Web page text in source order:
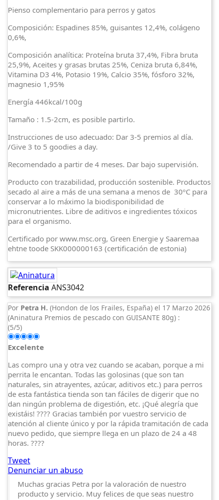
Pienso complementario para perros y gatos
Composición: Espadines 85%, guisantes 12,4%, colágeno
0,6%,
Composición analítica: Proteína bruta 37,4%, Fibra bruta
25,9%, Aceites y grasas brutas 25%, Ceniza bruta 6,84%,
Vitamina D3 4%, Potasio 19%, Calcio 35%, fósforo 32%,
magnesio 1,95%
Energía 446kcal/100g
Tamaño : 1.5-2cm, es posible partirlo.
Instrucciones de uso adecuado: Dar 3-5 premios al día.
/Give 3 to 5 goodies a day.
Recomendado a partir de 4 meses. Dar bajo supervisión.
Producto con trazabilidad, producción sostenible. Productos
secado al aire a más de una semana a menos de 30ºC para
conservar a lo máximo la biodisponibilidad de
micronutrientes. Libre de aditivos e ingredientes tóxicos
para el organismo.
Certificado por www.msc.org, Green Energie y Saaremaa
ehtne toode SKK000000163 (certificación de estonia)
Referencia ANS3042
Por Petra H. (Hondon de los Frailes, España) el 17 Marzo 2026
(Aninatura Premios de pescado con GUISANTE 80g) :
(5/5)
Excelente
Las compro una y otra vez cuando se acaban, porque a mi
perrita le encantan. Todas las golosinas (que son tan
naturales, sin atrayentes, azúcar, aditivos etc.) para perros
de esta fantástica tienda son tan fáciles de digerir que no
dan ningún problema de digestión, etc. ¡Qué alegría que
existáis! ???? Gracias también por vuestro servicio de
atención al cliente único y por la rápida tramitación de cada
nuevo pedido, que siempre llega en un plazo de 24 a 48
horas. ????
Tweet
Denunciar un abuso
Muchas gracias Petra por la valoración de nuestro
producto y servicio. Muy felices de que seas nuestro